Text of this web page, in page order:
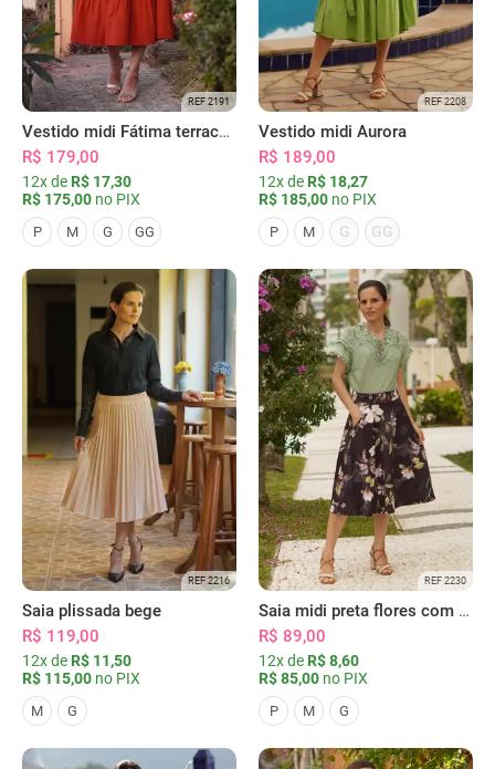
REF 2191
Vestido midi Fátima terracota
R$ 179,00
12x de R$ 17,30
R$ 175,00 no PIX
P M G GG
REF 2208
Vestido midi Aurora
R$ 189,00
12x de R$ 18,27
R$ 185,00 no PIX
P M G GG
REF 2216
Saia plissada bege
R$ 119,00
12x de R$ 11,50
R$ 115,00 no PIX
M G
REF 2230
Saia midi preta flores com bolsos
R$ 89,00
12x de R$ 8,60
R$ 85,00 no PIX
P M G